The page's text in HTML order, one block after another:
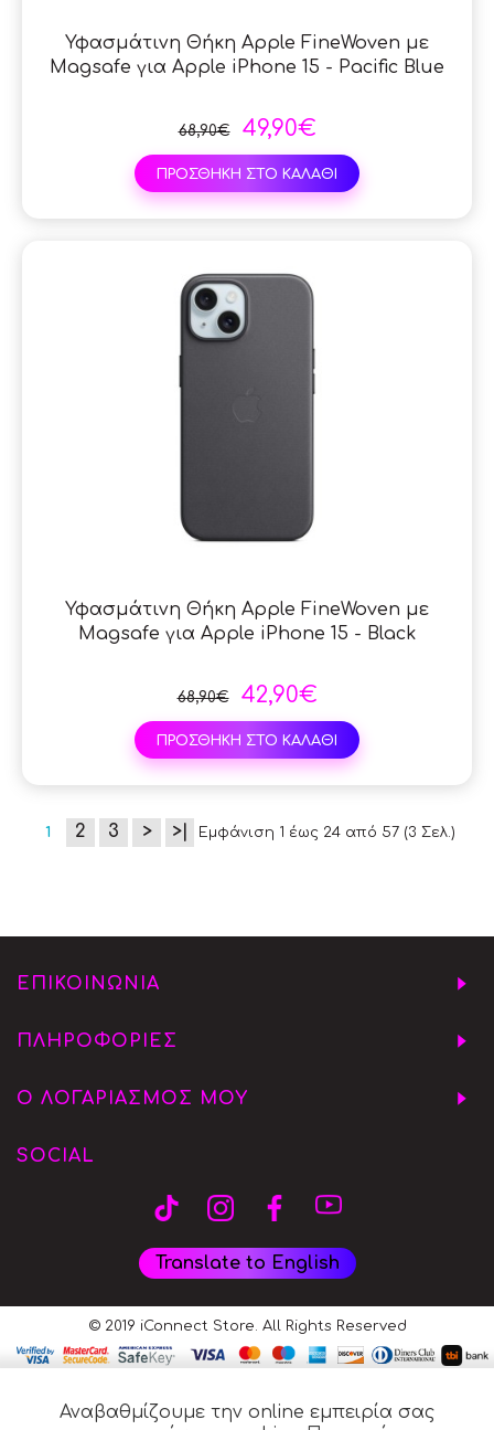
Υφασμάτινη Θήκη Apple FineWoven με
Magsafe για Apple iPhone 15 - Pacific Blue
68,90€ 49,90€
ΠΡΟΣΘΗΚΗ ΣΤΟ ΚΑΛΑΘΙ
Υφασμάτινη Θήκη Apple FineWoven με
Magsafe για Apple iPhone 15 - Black
68,90€ 42,90€
ΠΡΟΣΘΗΚΗ ΣΤΟ ΚΑΛΑΘΙ
1 2 3 > >| Εμφάνιση 1 έως 24 από 57 (3 Σελ.)
ΕΠΙΚΟΙΝΩΝΙΑ
ΠΛΗΡΟΦΟΡΙΕΣ
Ο ΛΟΓΑΡΙΑΣΜΟΣ ΜΟΥ
SOCIAL
Translate to English
© 2019 iConnect Store. All Rights Reserved
Αναβαθμίζουμε την online εμπειρία σας